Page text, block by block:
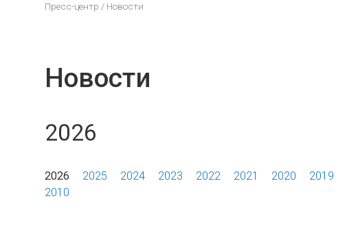
Пресс-центр / Новости
Новости
2026
2026 2025 2024 2023 2022 2021 2020 2019
2010